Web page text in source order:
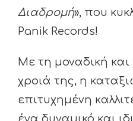
Διαδρομή», που
Panik Records!
Με τη μοναδική και
χροιά της, η
επιτυχημένη
ένα δυναμικό και